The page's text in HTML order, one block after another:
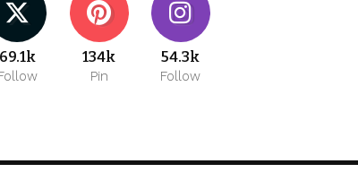
69.1k 134k
Pin
54.3k
Follow